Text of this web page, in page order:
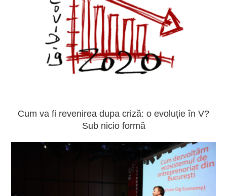
Cum va fi revenirea dupa criză: o evoluție în V?
Sub nicio formă